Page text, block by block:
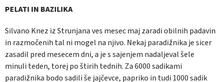
PELATI IN BAZILIKA
Silvano Knez iz Strunjana ves mesec maj zaradi obilnih padavin
in razmočenih tal ni mogel na njivo. Nekaj paradižnika je sicer
zasadil pred mesecem dni, a je s sajenjem nadaljeval šele
minuli teden, torej po štirih tednih. Za 6000 sadikami
paradižnika bodo sadili še jajčevce, papriko in tudi 1000 sadik